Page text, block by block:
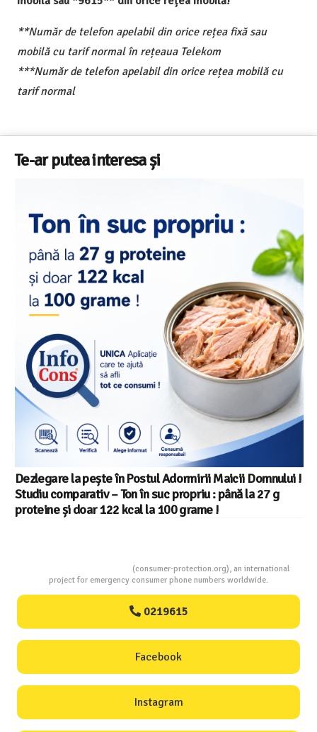
**Număr de telefon apelabil din orice rețea fixă sau
mobilă cu tarif normal în rețeaua Telekom
***Număr de telefon apelabil din orice rețea mobilă cu
tarif normal
Te-ar putea interesa și
Salariul minim in Europa in 2026 – Romania pe locul 20
din 22 in UE
(consumer-protection.org), an international
project for emergency consumer phone numbers worldwide.
0219615
Facebook
Instagram